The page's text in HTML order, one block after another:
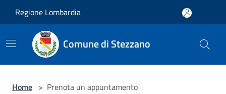
Regione Lombardia
Comune di Stezzano
Home > Prenota un appuntamento